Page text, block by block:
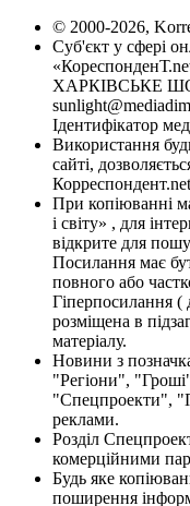
© 2000-2026,
Суб'єкт у сфері
ХАРКІВСЬКЕ
Ідентифікатор
Використання
сайті,
При копіюванні
і світу» , для
відкрите для
Посилання має
повного або
Гіперпосилання (
розміщена в
матеріалу.
Новини з
"Регіони",
"Спецпроекти",
реклами.
Розділ
комерційними
Будь яке
поширення